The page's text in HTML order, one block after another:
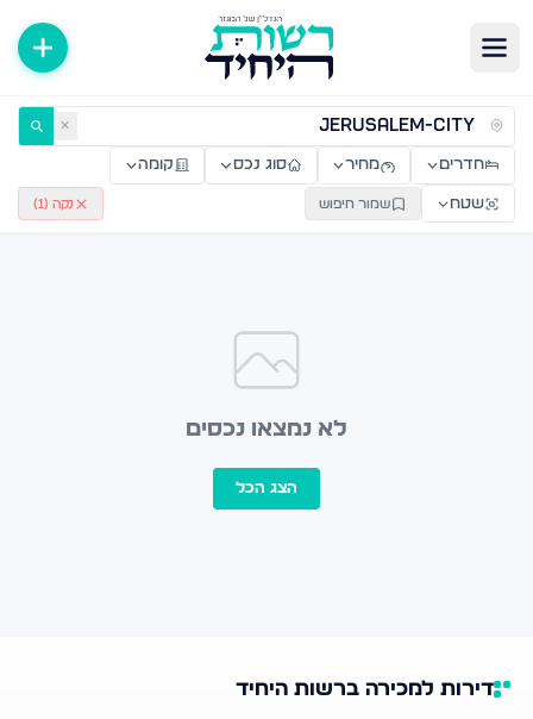
דירות למכירה ולהשכרה — רשות היחיד ✕
חדרים מחיר סוג נכס קומה
שטח שמור חיפוש נקה ( 1
)
לא נמצאו נכסים
הצג הכל
דירות למכירה ברשות היחיד